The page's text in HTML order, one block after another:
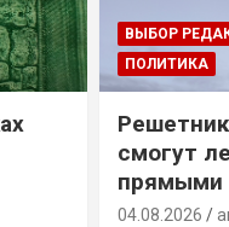
ВЫБОР
ПОЛИТИКА
смогут
прямыми
04.08.2026